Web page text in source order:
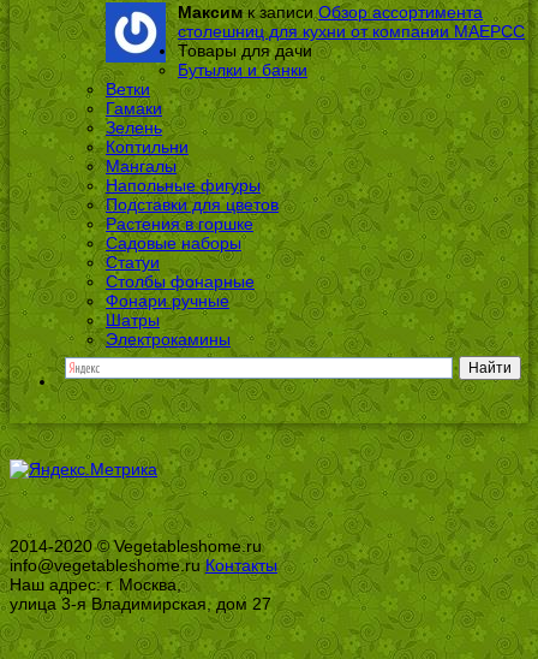
Максимк записиОбзор ассортимента
столешниц для кухни от компании МАЕРСС
Товары для дачи
Бутылки и банки
Ветки
Гамаки
Зелень
Коптильни
Мангалы
Напольные фигуры
Подставки для цветов
Растения в горшке
Садовые наборы
Статуи
Столбы фонарные
Фонари ручные
Шатры
Электрокамины
2014-2020 © Vegetableshome.ru
info@vegetableshome.ru Контакты
Наш адрес: г. Москва,
улица 3-я Владимирская, дом 27